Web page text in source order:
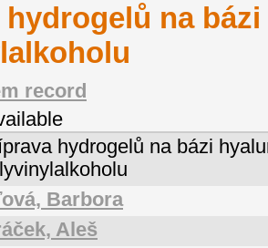
hydrogelů na
record
hydrogelů na bázi
Barbora
Aleš